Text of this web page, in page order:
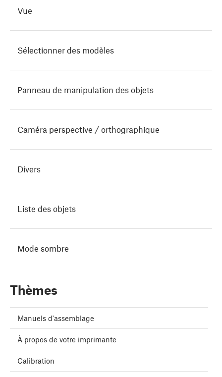
Vue
Sélectionner des modèles
Panneau de manipulation des objets
Caméra perspective / orthographique
Divers
Liste des objets
Mode sombre
Thèmes
Manuels d'assemblage
À propos de votre imprimante
Calibration